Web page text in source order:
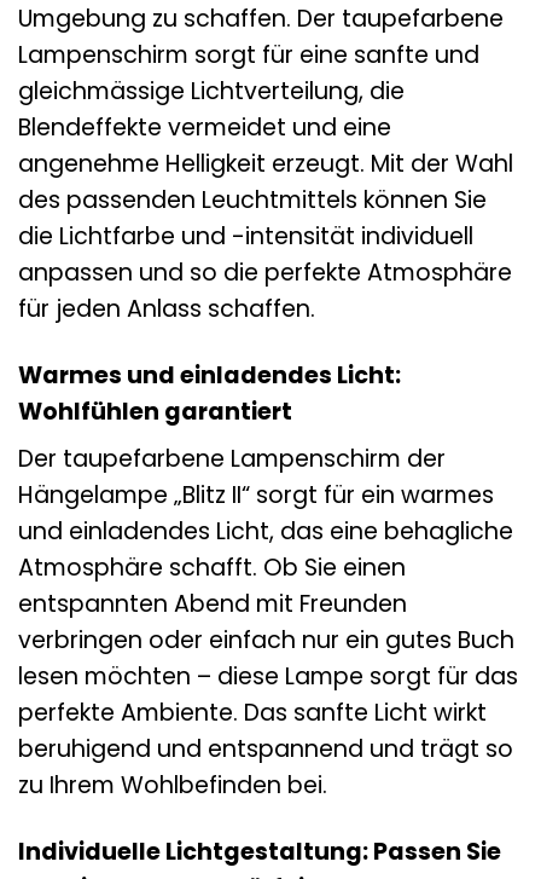
Umgebung zu schaffen. Der taupefarbene
Lampenschirm sorgt für eine sanfte und
gleichmässige Lichtverteilung, die
Blendeffekte vermeidet und eine
angenehme Helligkeit erzeugt. Mit der Wahl
des passenden Leuchtmittels können Sie
die Lichtfarbe und -intensität individuell
anpassen und so die perfekte Atmosphäre
für jeden Anlass schaffen.
Warmes und einladendes Licht:
Wohlfühlen garantiert
Der taupefarbene Lampenschirm der
Hängelampe „Blitz II“ sorgt für ein warmes
und einladendes Licht, das eine behagliche
Atmosphäre schafft. Ob Sie einen
entspannten Abend mit Freunden
verbringen oder einfach nur ein gutes Buch
lesen möchten – diese Lampe sorgt für das
perfekte Ambiente. Das sanfte Licht wirkt
beruhigend und entspannend und trägt so
zu Ihrem Wohlbefinden bei.
Individuelle Lichtgestaltung: Passen Sie